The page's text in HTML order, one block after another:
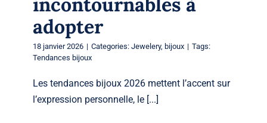
adopter
18 janvier 2026 | Categories: Jewelery, bijoux | Tags:
Tendances bijoux
Les tendances bijoux 2026 mettent l’accent sur
l’expression personnelle, le [...]